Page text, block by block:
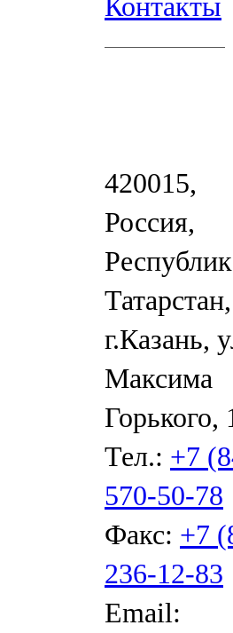
420015,
Россия,
Татарстан,
г.Казань,
Максима
Горького,
Тел.: +7
570-50-78
Факс: +7
236-12-83
Email: